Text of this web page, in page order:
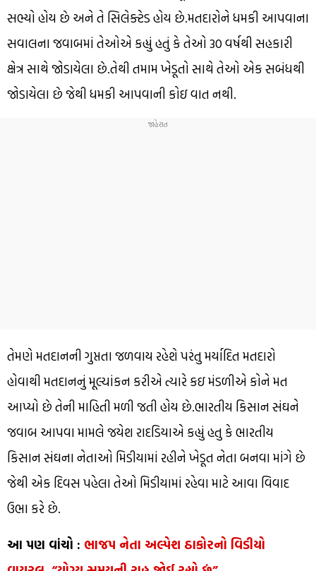
સભ્યો હોય છે અને તે સિલેક્ટેડ હોય છે.મતદારોને ધમકી આપવાના
સવાલના જવાબમાં તેઓએ કહ્યું હતું કે તેઓ 30 વર્ષથી સહકારી
ક્ષેત્ર સાથે જોડાયેલા છે.તેથી તમામ ખેડૂતો સાથે તેઓ એક સબંધથી
જોડાયેલા છે જેથી ધમકી આપવાની કોઇ વાત નથી.
તેમણે મતદાનની ગુપ્તતા જળવાય રહેશે પરંતુ મર્યાદિત મતદારો
હોવાથી મતદાનનું મૂલ્યાંકન કરીએ ત્યારે કઇ મંડળીએ કોને મત
આપ્યો છે તેની માહિતી મળી જતી હોય છે.ભારતીય કિસાન સંઘને
જવાબ આપવા મામલે જયેશ રાદડિયાએ કહ્યું હતુ કે ભારતીય
કિસાન સંઘના નેતાઓ મિડીયામાં રહીને ખેડૂત નેતા બનવા માંગે છે
જેથી એક દિવસ પહેલા તેઓ મિડીયામાં રહેવા માટે આવા વિવાદ
ઉભા કરે છે.
આ પણ વાંચો : ભાજપ નેતા અલ્પેશ ઠાકોરનો વિડીયો